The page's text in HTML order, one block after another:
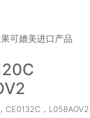
可媲美进口产品
CE0132C，L058AOV2